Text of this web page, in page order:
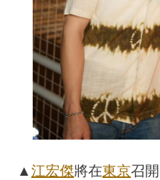
▲ 江宏傑將在東京召